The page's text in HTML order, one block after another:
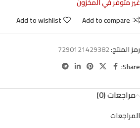
Add to compare
Add to wishlist
رمز المنتج:7290121429382
Share:
مراجعات (0)
المراجعات